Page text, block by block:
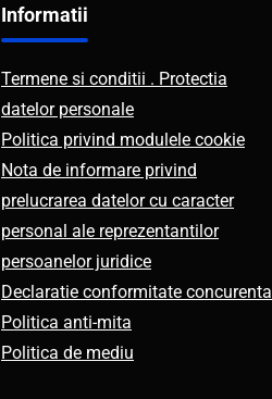
Informatii
Termene si conditii . Protectia
datelor personale
Politica privind modulele cookie
Nota de informare privind
prelucrarea datelor cu caracter
personal ale reprezentantilor
persoanelor juridice
Declaratie conformitate concurenta
Politica anti-mita
Politica de mediu